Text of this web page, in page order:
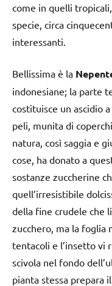
come in quelli
specie, circa
interessanti.
Bellissima è la
indonesiane; la parte
costituisce un ascidio
peli, munita di
natura, così saggia e
cose, ha donato a
sostanze zuccherine
quell’irresistibile
della fine crudele che
zucchero, ma la foglia
tentacoli e l’insetto vi
scivola nel fondo
pianta stessa prepara